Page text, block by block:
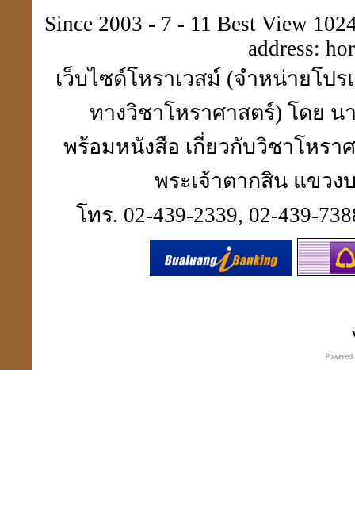
คิดดี พูดดี ทำดี คบคนดี
ไปสู่สถานที่ดี
เปิดกรุจตุคามรามเทพ
รุ่นที่ คุณสนธิไม่มี
Since 2003 - 7 - 11 Best View
address:
เว็บไซด์โหราเวสม์ (จำหน่ายโป
ทางวิชาโหราศาสตร์) โดย น
พร้อมหนังสือ เกี่ยวกับวิชาโหร
พระเจ้าตากสิน แขวง
โทร. 02-439-2339, 02-439-